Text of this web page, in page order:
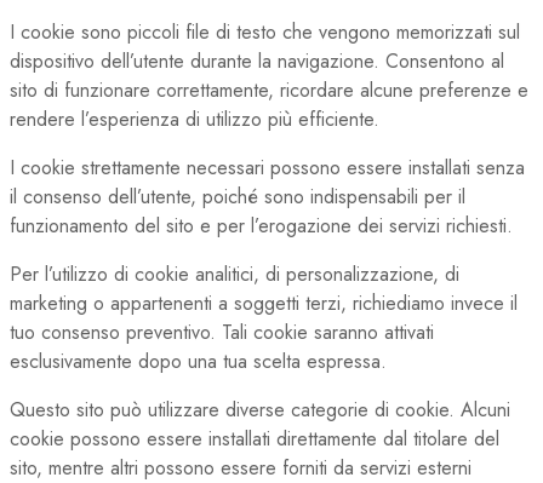
I cookie sono piccoli file di testo che vengono memorizzati sul
dispositivo dell’utente durante la navigazione. Consentono al
sito di funzionare correttamente, ricordare alcune preferenze e
rendere l’esperienza di utilizzo più efficiente.
I cookie strettamente necessari possono essere installati senza
il consenso dell’utente, poiché sono indispensabili per il
funzionamento del sito e per l’erogazione dei servizi richiesti.
Per l’utilizzo di cookie analitici, di personalizzazione, di
marketing o appartenenti a soggetti terzi, richiediamo invece il
tuo consenso preventivo. Tali cookie saranno attivati
esclusivamente dopo una tua scelta espressa.
Questo sito può utilizzare diverse categorie di cookie. Alcuni
cookie possono essere installati direttamente dal titolare del
sito, mentre altri possono essere forniti da servizi esterni